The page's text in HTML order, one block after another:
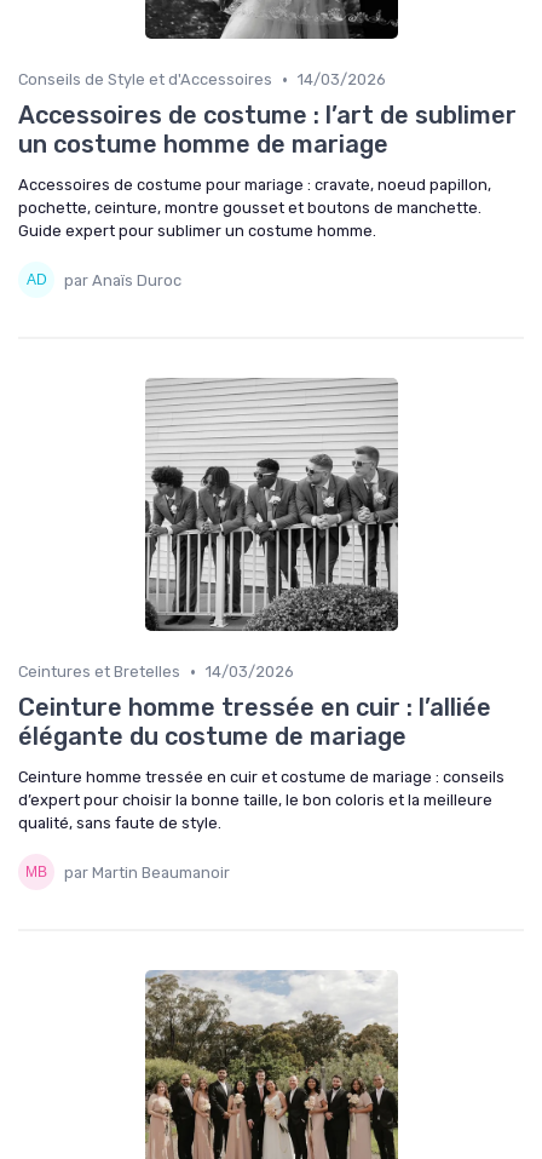
Conseils de Style et d'Accessoires • 14/03/2026
Accessoires de costume : l’art de sublimer
un costume homme de mariage
Accessoires de costume pour mariage : cravate, noeud papillon,
pochette, ceinture, montre gousset et boutons de manchette.
Guide expert pour sublimer un costume homme.
par Anaïs Duroc
Ceintures et Bretelles • 14/03/2026
Ceinture homme tressée en cuir : l’alliée
élégante du costume de mariage
Ceinture homme tressée en cuir et costume de mariage : conseils
d’expert pour choisir la bonne taille, le bon coloris et la meilleure
qualité, sans faute de style.
par Martin Beaumanoir